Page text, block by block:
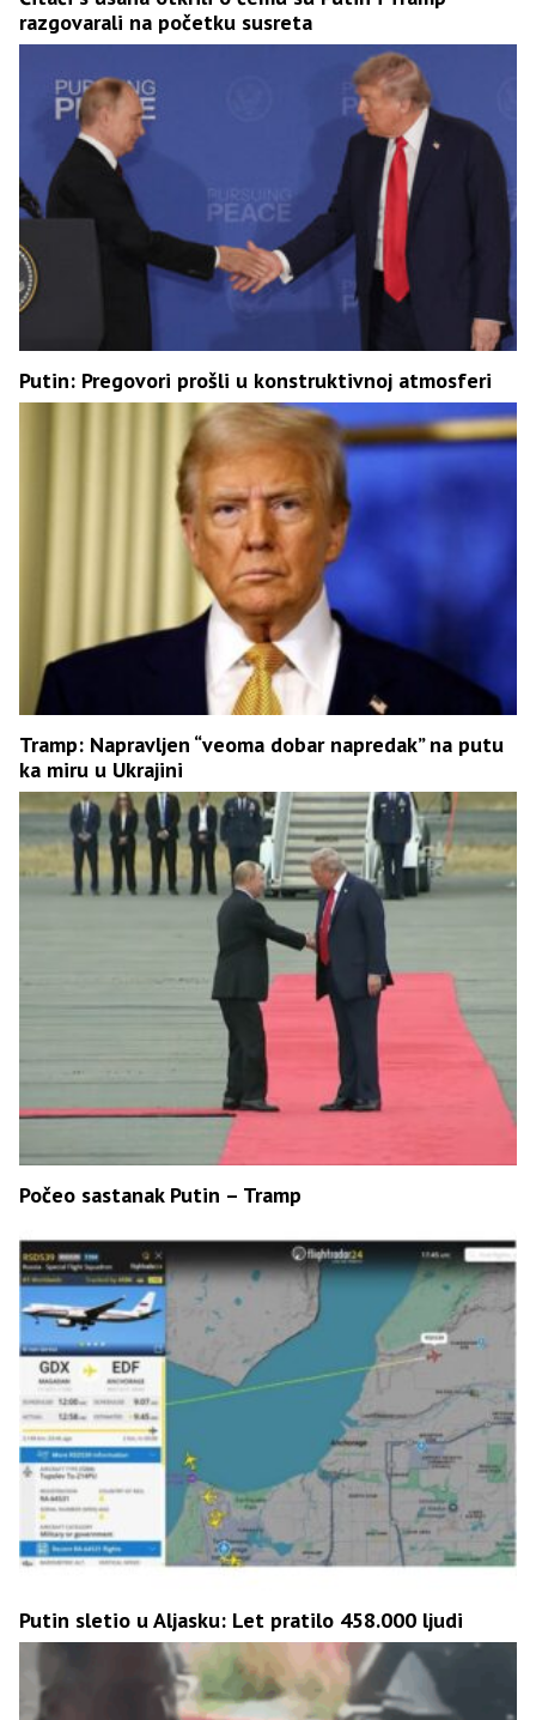
razgovarali na početku susreta
Putin: Pregovori prošli u konstruktivnoj atmosferi
Tramp: Napravljen “veoma dobar napredak” na putu
ka miru u Ukrajini
Počeo sastanak Putin – Tramp
Putin sletio u Aljasku: Let pratilo 458.000 ljudi